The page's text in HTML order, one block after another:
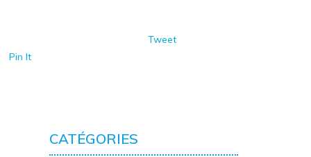
Tweet
Pin It
CATÉGORIES